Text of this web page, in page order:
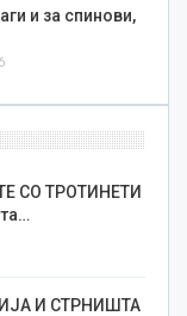
и за спинови,
СО ТРОТИНЕТИ
И СТРНИШТА